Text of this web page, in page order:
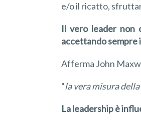
e/o il ricatto,
Il vero leader non
accettando
Afferma John
“la vera misura
La leadership è